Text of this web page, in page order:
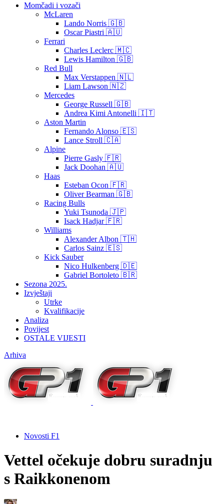
Momčadi i vozači
McLaren
Lando Norris 🇬🇧
Oscar Piastri 🇦🇺
Ferrari
Charles Leclerc 🇲🇨
Lewis Hamilton 🇬🇧
Red Bull
Max Verstappen 🇳🇱
Liam Lawson 🇳🇿
Mercedes
George Russell 🇬🇧
Andrea Kimi Antonelli 🇮🇹
Aston Martin
Fernando Alonso 🇪🇸
Lance Stroll 🇨🇦
Alpine
Pierre Gasly 🇫🇷
Jack Doohan 🇦🇺
Haas
Esteban Ocon 🇫🇷
Oliver Bearman 🇬🇧
Racing Bulls
Yuki Tsunoda 🇯🇵
Isack Hadjar 🇫🇷
Williams
Alexander Albon 🇹🇭
Carlos Sainz 🇪🇸
Kick Sauber
Nico Hulkenberg 🇩🇪
Gabriel Bortoleto 🇧🇷
Sezona 2025.
Izvještaji
Utrke
Kvalifikacije
Analiza
Povijest
OSTALE VIJESTI
Arhiva
Novosti F1
Vettel očekuje dobru suradnju
s Raikkonenom